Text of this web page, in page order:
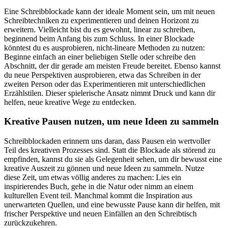
Eine Schreibblockade kann der ideale Moment sein, um mit neuen
Schreibtechniken zu experimentieren und deinen Horizont zu
erweitern. Vielleicht bist du es gewohnt, linear zu schreiben,
beginnend beim Anfang bis zum Schluss. In einer Blockade
könntest du es ausprobieren, nicht-lineare Methoden zu nutzen:
Beginne einfach an einer beliebigen Stelle oder schreibe den
Abschnitt, der dir gerade am meisten Freude bereitet. Ebenso kannst
du neue Perspektiven ausprobieren, etwa das Schreiben in der
zweiten Person oder das Experimentieren mit unterschiedlichen
Erzählstilen. Dieser spielerische Ansatz nimmt Druck und kann dir
helfen, neue kreative Wege zu entdecken.
Kreative Pausen nutzen, um neue Ideen zu sammeln
Schreibblockaden erinnern uns daran, dass Pausen ein wertvoller
Teil des kreativen Prozesses sind. Statt die Blockade als störend zu
empfinden, kannst du sie als Gelegenheit sehen, um dir bewusst eine
kreative Auszeit zu gönnen und neue Ideen zu sammeln. Nutze
diese Zeit, um etwas völlig anderes zu machen: Lies ein
inspirierendes Buch, gehe in die Natur oder nimm an einem
kulturellen Event teil. Manchmal kommt die Inspiration aus
unerwarteten Quellen, und eine bewusste Pause kann dir helfen, mit
frischer Perspektive und neuen Einfällen an den Schreibtisch
zurückzukehren.